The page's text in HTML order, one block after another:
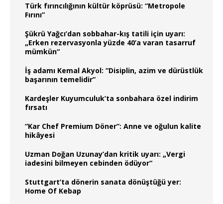
Türk fırıncılığının kültür köprüsü: “Metropole
Fırını”
Şükrü Yağcı’dan sobbahar-kış tatili için uyarı:
„Erken rezervasyonla yüzde 40’a varan tasarruf
mümkün“
İş adamı Kemal Akyol: “Disiplin, azim ve dürüstlük
başarının temelidir”
Kardeşler Kuyumculuk’ta sonbahara özel indirim
fırsatı
“Kar Chef Premium Döner”: Anne ve oğulun kalite
hikâyesi
Uzman Doğan Uzunay’dan kritik uyarı: „Vergi
iadesini bilmeyen cebinden ödüyor“
Stuttgart’ta dönerin sanata dönüştüğü yer:
Home Of Kebap